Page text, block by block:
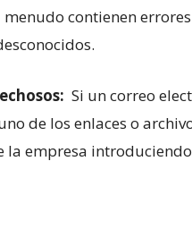
contienen
Si​ un ⁤correo
de los enlaces o
empresa introduciendo